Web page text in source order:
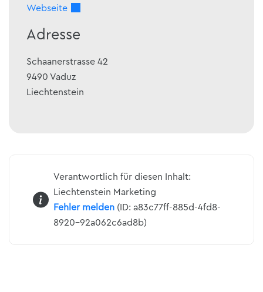
Webseite
Adresse
Schaanerstrasse 42
9490 Vaduz
Liechtenstein
Verantwortlich für diesen Inhalt:
Liechtenstein Marketing
Fehler melden (ID: a83c77ff-885d-4fd8-
8920-92a062c6ad8b)